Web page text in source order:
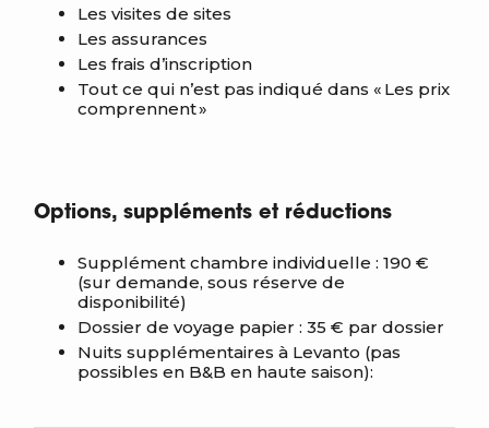
Les visites de sites
Les assurances
Les frais d’inscription
Tout ce qui n’est pas indiqué dans « Les prix
comprennent »
Options, suppléments et réductions
Supplément chambre individuelle : 190 €
(sur demande, sous réserve de
disponibilité)
Dossier de voyage papier : 35 € par dossier
Nuits supplémentaires à Levanto (pas
possibles en B&B en haute saison):